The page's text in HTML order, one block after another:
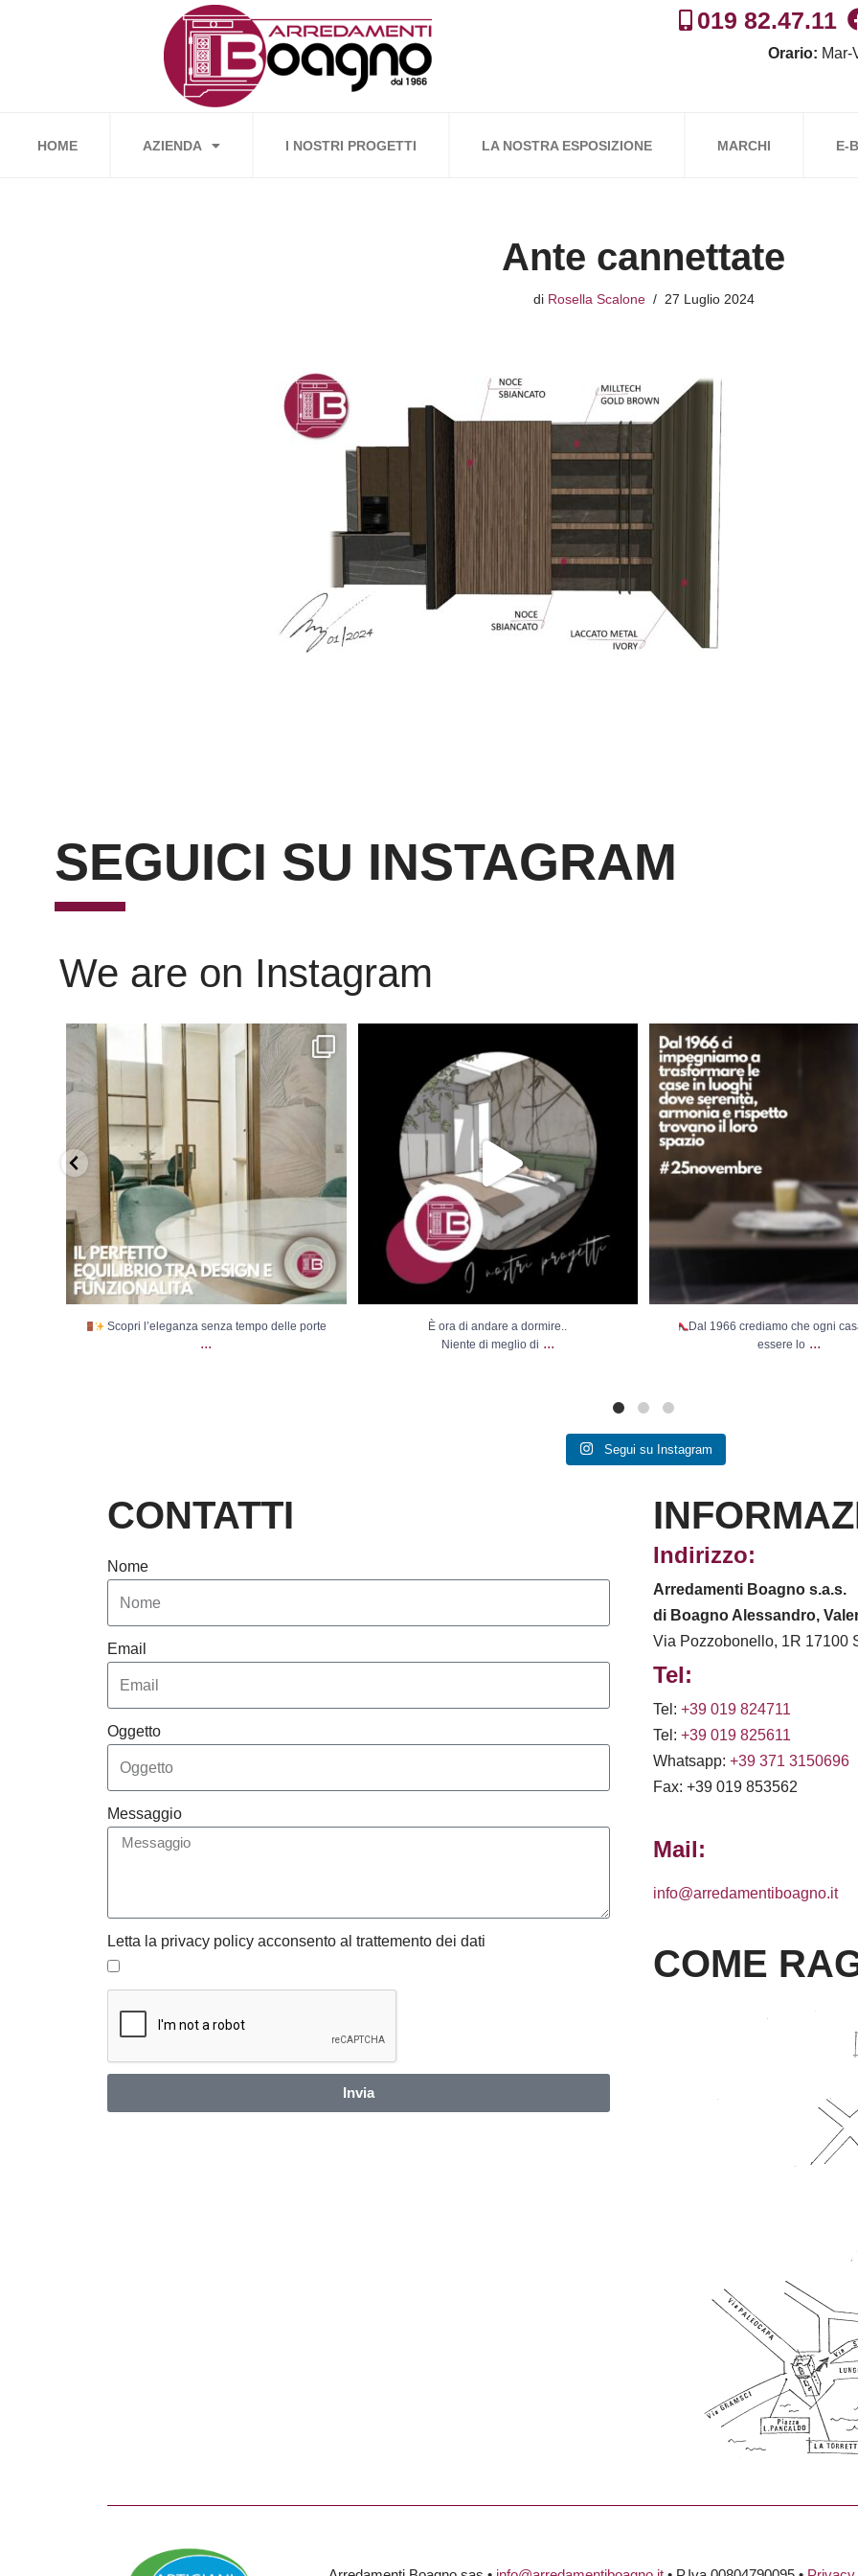
019 82.47.11
Orario:
HOME AZIENDA I NOSTRI PROGETTI LA NOSTRA ESPOSIZIONE MARCHI E-
Ante cannettate
di Rosella Scalone 27 Luglio 2024
SEGUICI SU INSTAGRAM
We are on Instagram
Scopri l’eleganza senza tempo delle porte...
Scopri l’eleganza senza tempo delle porte
...
Niente di meglio di
È ora di andare a dormire..
Niente di meglio di ...
Dal 1966 crediamo che ogni casa
Dal 1966 crediamo che ogni
essere lo ...
Segui su Instagram
CONTATTI
Nome
Email
Oggetto
Messaggio
Letta la privacy policy acconsento al trattemento dei dati
Invia
Indirizzo:
Arredamenti Boagno s.a.s.
di Boagno Alessandro,
Via Pozzobonello, 1R 17100
Tel:
Tel: +39 019 824711
Tel: +39 019 825611
Whatsapp: +39 371 3150696
Fax: +39 019 853562
Mail:
info@arredamentiboagno.it
COME